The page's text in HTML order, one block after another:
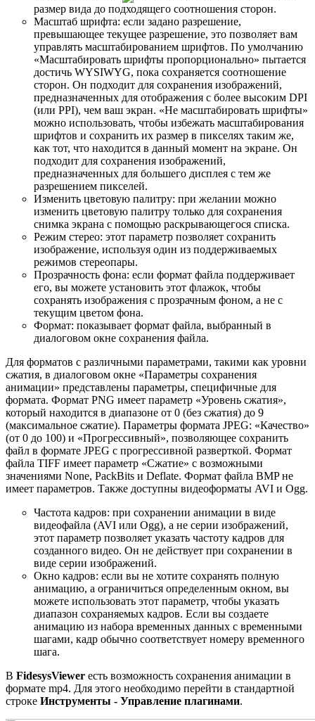
размер вида до подходящего соотношения сторон.
Масштаб шрифта: если задано разрешение,
превышающее текущее разрешение, это позволяет вам
управлять масштабированием шрифтов. По умолчанию
«Масштабировать шрифты пропорционально» пытается
достичь WYSIWYG, пока сохраняется соотношение
сторон. Он подходит для сохранения изображений,
предназначенных для отображения с более высоким DPI
(или PPI), чем ваш экран. «Не масштабировать шрифты»
можно использовать, чтобы избежать масштабирования
шрифтов и сохранить их размер в пикселях таким же,
как тот, что находится в данный момент на экране. Он
подходит для сохранения изображений,
предназначенных для большего дисплея с тем же
разрешением пикселей.
Изменить цветовую палитру: при желании можно
изменить цветовую палитру только для сохранения
снимка экрана с помощью раскрывающегося списка.
Режим стерео: этот параметр позволяет сохранить
изображение, используя один из поддерживаемых
режимов стереопары.
Прозрачность фона: если формат файла поддерживает
его, вы можете установить этот флажок, чтобы
сохранять изображения с прозрачным фоном, а не с
текущим цветом фона.
Формат: показывает формат файла, выбранный в
диалоговом окне сохранения файла.
Для форматов с различными параметрами, такими как уровни
сжатия, в диалоговом окне «Параметры сохранения
анимации» представлены параметры, специфичные для
формата. Формат PNG имеет параметр «Уровень сжатия»,
который находится в диапазоне от 0 (без сжатия) до 9
(максимальное сжатие). Параметры формата JPEG: «Качество»
(от 0 до 100) и «Прогрессивный», позволяющее сохранить
файл в формате JPEG с прогрессивной разверткой. Формат
файла TIFF имеет параметр «Сжатие» с возможными
значениями None, PackBits и Deflate. Формат файла BMP не
имеет параметров. Также доступны видеоформаты AVI и Ogg.
Частота кадров: при сохранении анимации в виде
видеофайла (AVI или Ogg), а не серии изображений,
этот параметр позволяет указать частоту кадров для
созданного видео. Он не действует при сохранении в
виде серии изображений.
Окно кадров: если вы не хотите сохранять полную
анимацию, а ограничиться определенным окном, вы
можете использовать этот параметр, чтобы указать
диапазон сохраняемых кадров. Если вы создаете
анимацию из набора временных данных с временными
шагами, кадр обычно соответствует номеру временного
шага.
В FidesysViewer есть возможность сохранения анимации в
формате mp4. Для этого необходимо перейти в стандартной
строке Инструменты - Управление плагинами.